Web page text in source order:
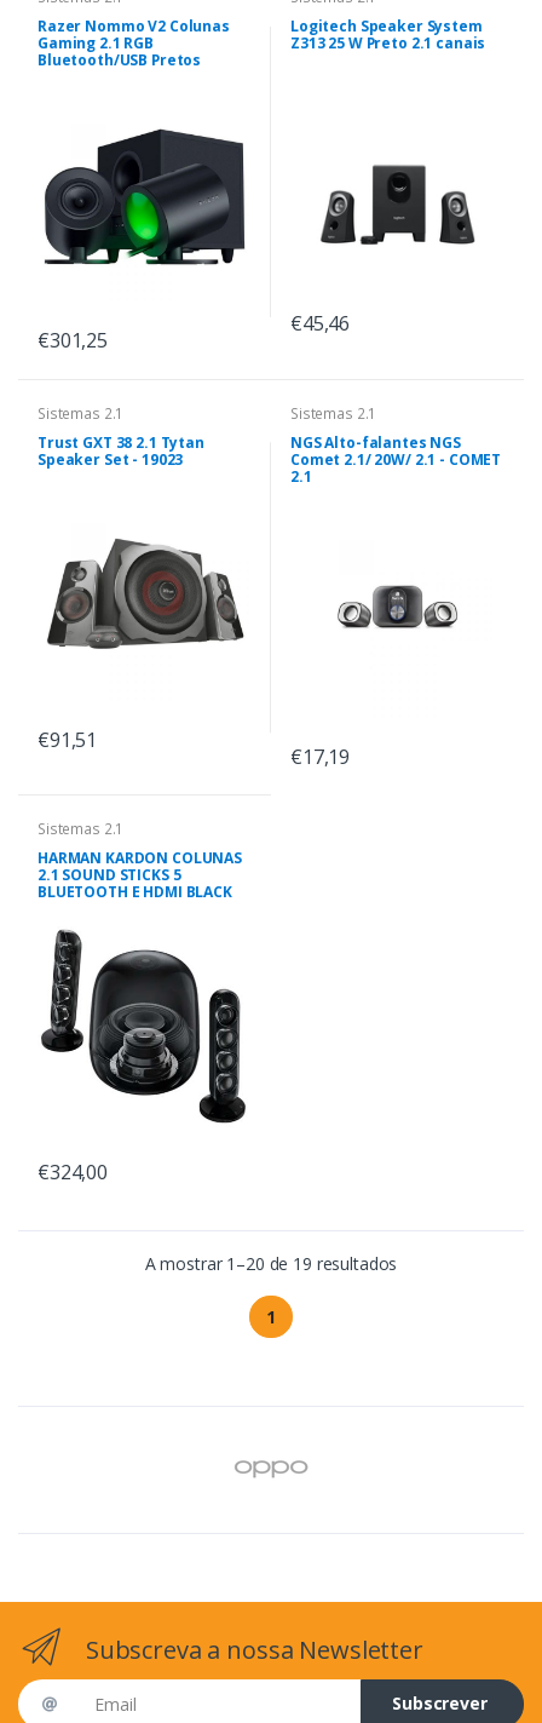
Razer Nommo V2 Colunas
Gaming 2.1 RGB
Bluetooth/USB Pretos
€301,25
Logitech Speaker System
Z313 25 W Preto 2.1 canais
€45,46
Sistemas 2.1
Trust GXT 38 2.1 Tytan
Speaker Set - 19023
€91,51
Sistemas 2.1
NGS Alto-falantes NGS
Comet 2.1/ 20W/ 2.1 - COMET
2.1
€17,19
Sistemas 2.1
HARMAN KARDON COLUNAS
2.1 SOUND STICKS 5
BLUETOOTH E HDMI BLACK
€324,00
A mostrar 1–20 de 19 resultados
1
Subscreva a nossa Newsletter
Email address
Subscrever